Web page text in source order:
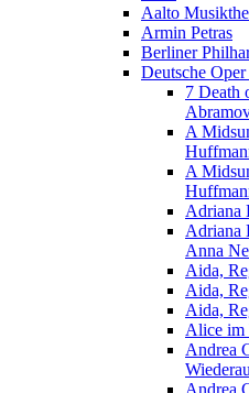
Aalto
Armin Petras
Berliner
Deutsche
7 Death
A
A
Adriana
Adriana
Anna
Aida,
Aida,
Aida,
Alice im
Andrea
Andrea